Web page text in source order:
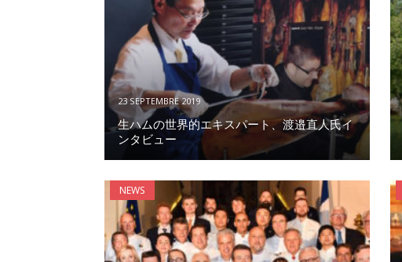
23 SEPTEMBRE 2019
生ハムの世界的エキスパート、渡邉直人氏イ
ンタビュー
NEWS